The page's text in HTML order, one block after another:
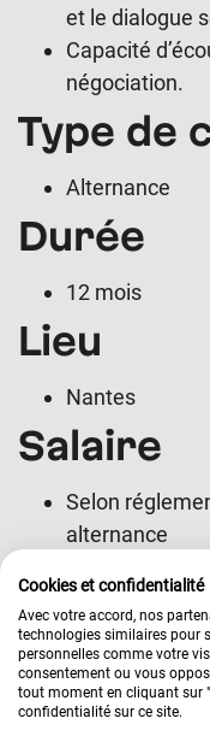
et le dialogue
Capacité
négociation.
Type de
Alternance
Durée
12 mois
Lieu
Nantes
Salaire
Selon
alternance
Informations
Domaine :
Localisation :
Cookies et confidentialité
Avec votre accord, nos
technologies similaires pour
personnelles comme votre
consentement ou vous
tout moment en cliquant sur
confidentialité sur ce site.